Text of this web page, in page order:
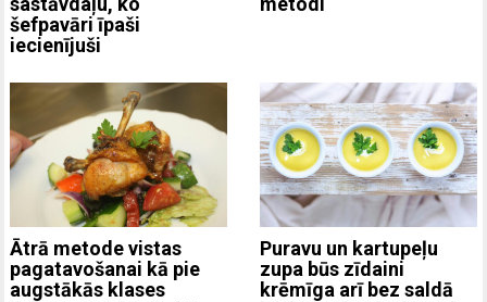
šefpavāri īpaši
iecienījuši
Ātrā metode vistas
pagatavošanai kā pie
augstākās klases
Puravu un kartupeļu
zupa būs zīdaini
krēmīga arī bez saldā